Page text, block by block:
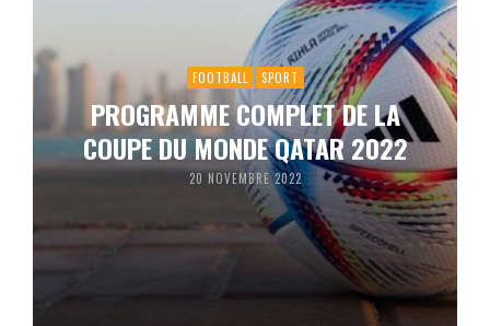
FOOTBALL SPORT
PROGRAMME COMPLET DE LA
COUPE DU MONDE QATAR 2022
20 NOVEMBRE 2022